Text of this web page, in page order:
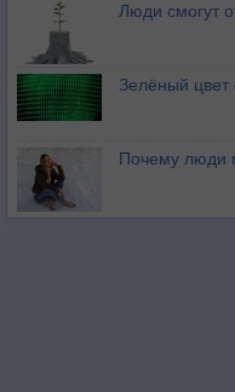
Люди смогут
Зелёный
Почему люди